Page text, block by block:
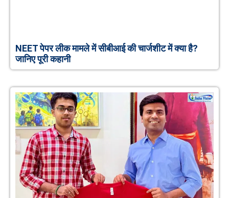
NEET पेपर लीक मामले में सीबीआई की चार्जशीट में क्या है?
जानिए पूरी कहानी